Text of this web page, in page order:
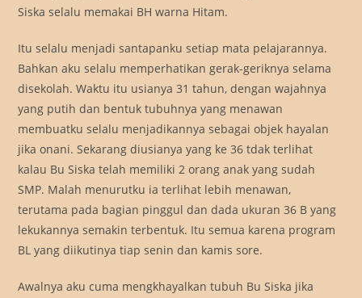
Siska selalu memakai BH warna Hitam.
Itu selalu menjadi santapanku setiap mata pelajarannya.
Bahkan aku selalu memperhatikan gerak-geriknya selama
disekolah. Waktu itu usianya 31 tahun, dengan wajahnya
yang putih dan bentuk tubuhnya yang menawan
membuatku selalu menjadikannya sebagai objek hayalan
jika onani. Sekarang diusianya yang ke 36 tdak terlihat
kalau Bu Siska telah memiliki 2 orang anak yang sudah
SMP. Malah menurutku ia terlihat lebih menawan,
terutama pada bagian pinggul dan dada ukuran 36 B yang
lekukannya semakin terbentuk. Itu semua karena program
BL yang diikutinya tiap senin dan kamis sore.
Awalnya aku cuma mengkhayalkan tubuh Bu Siska jika